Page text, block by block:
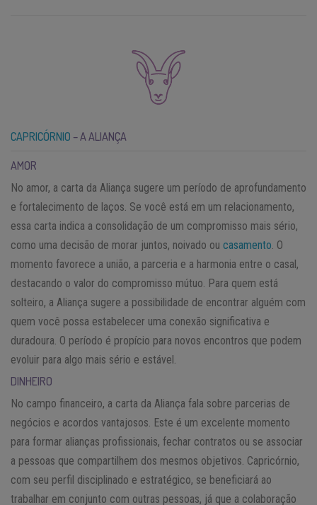
CAPRICÓRNIO – A ALIANÇA
AMOR
No amor, a carta da Aliança sugere um período de aprofundamento
e fortalecimento de laços. Se você está em um relacionamento,
essa carta indica a consolidação de um compromisso mais sério,
como uma decisão de morar juntos, noivado ou casamento. O
momento favorece a união, a parceria e a harmonia entre o casal,
destacando o valor do compromisso mútuo. Para quem está
solteiro, a Aliança sugere a possibilidade de encontrar alguém com
quem você possa estabelecer uma conexão significativa e
duradoura. O período é propício para novos encontros que podem
evoluir para algo mais sério e estável.
DINHEIRO
No campo financeiro, a carta da Aliança fala sobre parcerias de
negócios e acordos vantajosos. Este é um excelente momento
para formar alianças profissionais, fechar contratos ou se associar
a pessoas que compartilhem dos mesmos objetivos. Capricórnio,
com seu perfil disciplinado e estratégico, se beneficiará ao
trabalhar em conjunto com outras pessoas, já que a colaboração